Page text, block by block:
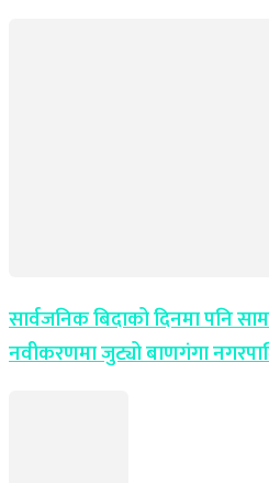
सार्वजनिक बिदाको दिनमा पनि
नवीकरणमा जुट्यो बाणगंगा